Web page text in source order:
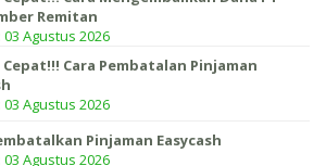
Remitan
Agustus 2026
Cepat!!! Cara Pembatalan Pinjaman
Agustus 2026
Pinjaman Easycash
Agustus 2026